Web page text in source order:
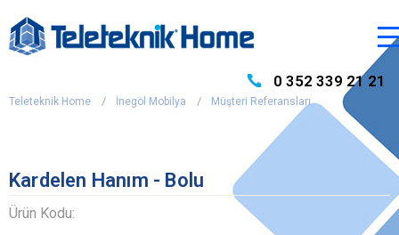
0 352 339 21 21
Teleteknik Home İnegöl Mobilya Müşteri Referansları
Kardelen Hanım - Bolu
Ürün Kodu: